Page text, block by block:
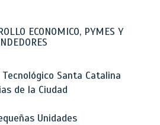
ECONOMICO, PYMES Y
Santa Catalina
de la Ciudad
Unidades